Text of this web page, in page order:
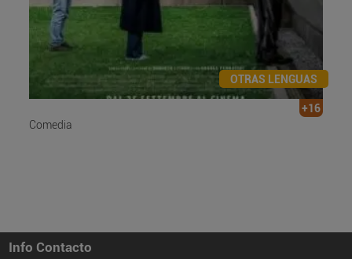
OTRAS LENGUAS
+16
Comedia
Info Contacto